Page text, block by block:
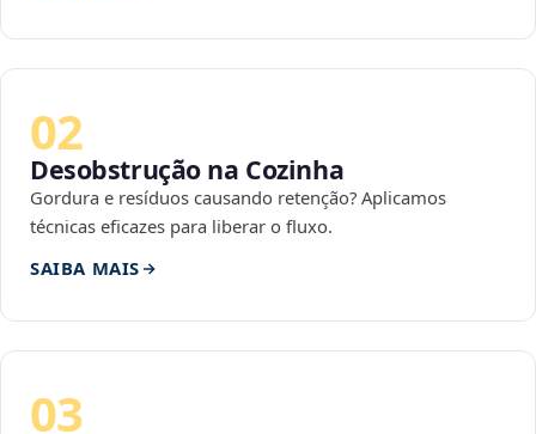
02
Desobstrução na Cozinha
Gordura e resíduos causando retenção? Aplicamos
técnicas eficazes para liberar o fluxo.
SAIBA MAIS
03